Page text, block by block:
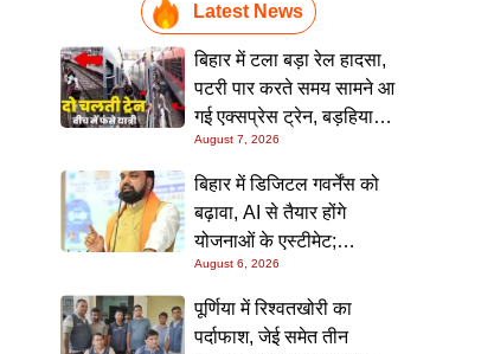
Latest News
बिहार में टला बड़ा रेल हादसा,
पटरी पार करते समय सामने आ
गई एक्सप्रेस ट्रेन, बड़हिया
स्टेशन पर मची अफरा-तफरी,
यात्रियों की लापरवाही आई
August 7, 2026
बिहार में डिजिटल गवर्नेंस को
बढ़ावा, AI से तैयार होंगे
योजनाओं के एस्टीमेट;
मुख्यमंत्री ने परियोजना
निगरानी पोर्टल किया लॉन्च
August 6, 2026
पूर्णिया में रिश्वतखोरी का
पर्दाफाश, जेई समेत तीन